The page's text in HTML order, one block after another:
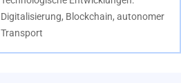
Digitalisierung, Blockchain, autonomer
Transport